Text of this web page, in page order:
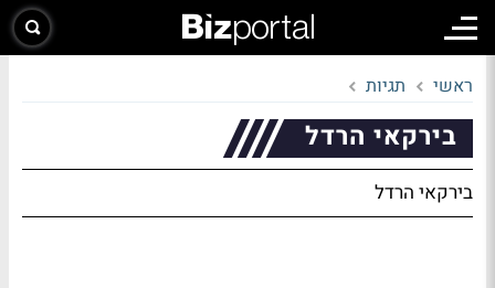
ראשי תגיות
בירקאי הרדל
בירקאי הרדל